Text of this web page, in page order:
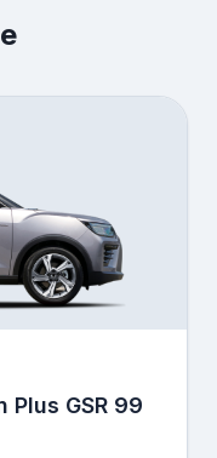
Plus GSR 99